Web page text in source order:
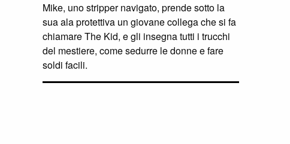
Mike, uno stripper navigato, prende sotto la
sua ala protettiva un giovane collega che si fa
chiamare The Kid, e gli insegna tutti i trucchi
del mestiere, come sedurre le donne e fare
soldi facili.